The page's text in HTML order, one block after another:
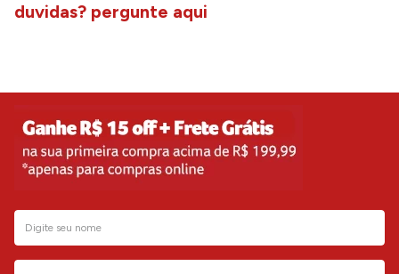
duvidas? pergunte aqui